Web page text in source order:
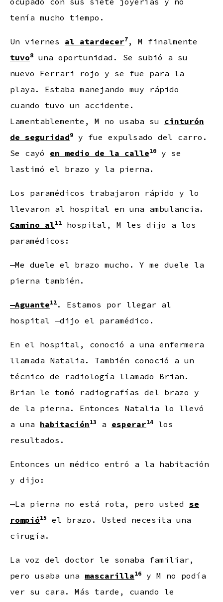
tenía mucho tiempo.
Un viernes al atardecer7 , M finalmente
tuvo8
una oportunidad. Se subió a su
nuevo Ferrari rojo y se fue para la
playa. Estaba manejando muy rápido
cuando tuvo un accidente.
Lamentablemente, M no usaba su cinturón
de seguridad9
y fue expulsado del carro.
Se cayó en medio de la calle10
y se
lastimó el brazo y la pierna.
Los paramédicos trabajaron rápido y lo
llevaron al hospital en una ambulancia.
Camino al11
hospital, M les dijo a los
paramédicos:
—Me duele el brazo mucho. Y me duele la
pierna también.
—Aguante12 . Estamos por llegar al
hospital —dijo el paramédico.
En el hospital, conoció a una enfermera
llamada Natalia. También conoció a un
técnico de radiología llamado Brian.
Brian le tomó radiografías del brazo y
de la pierna. Entonces Natalia lo llevó
a una habitación13 a esperar14
los
resultados.
Entonces un médico entró a la habitación
y dijo:
—La pierna no está rota, pero usted se
rompió15
el brazo. Usted necesita una
cirugía.
La voz del doctor le sonaba familiar,
pero usaba una mascarilla16
y M no podía
ver su cara. Más tarde, cuando le